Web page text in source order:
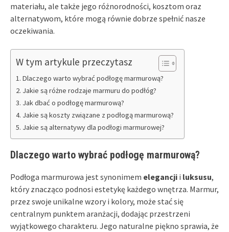
materiału, ale także jego różnorodności, kosztom oraz
alternatywom, które mogą równie dobrze spełnić nasze
oczekiwania.
W tym artykule przeczytasz
Dlaczego warto wybrać podłogę marmurową?
Jakie są różne rodzaje marmuru do podłóg?
Jak dbać o podłogę marmurową?
Jakie są koszty związane z podłogą marmurową?
Jakie są alternatywy dla podłogi marmurowej?
Dlaczego warto wybrać podłogę marmurową?
Podłoga marmurowa jest synonimem elegancji i luksusu,
który znacząco podnosi estetykę każdego wnętrza. Marmur,
przez swoje unikalne wzory i kolory, może stać się
centralnym punktem aranżacji, dodając przestrzeni
wyjątkowego charakteru. Jego naturalne piękno sprawia, że